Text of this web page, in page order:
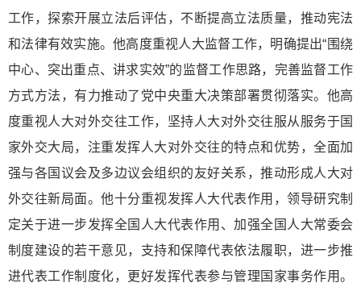
工作，探索开展立法后评估，不断提高立法质量，推动宪法
和法律有效实施。他高度重视人大监督工作，明确提出“围绕
中心、突出重点、讲求实效”的监督工作思路，完善监督工作
方式方法，有力推动了党中央重大决策部署贯彻落实。他高
度重视人大对外交往工作，坚持人大对外交往服从服务于国
家外交大局，注重发挥人大对外交往的特点和优势，全面加
强与各国议会及多边议会组织的友好关系，推动形成人大对
外交往新局面。他十分重视发挥人大代表作用，领导研究制
定关于进一步发挥全国人大代表作用、加强全国人大常委会
制度建设的若干意见，支持和保障代表依法履职，进一步推
进代表工作制度化，更好发挥代表参与管理国家事务作用。